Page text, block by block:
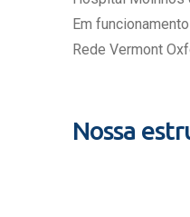
Em
Rede Vermont
Nossa